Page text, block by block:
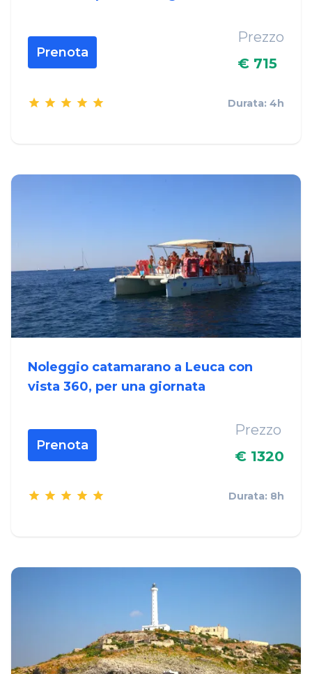
Prenota
Prezzo
€ 715
Durata: 4h
Noleggio catamarano a Leuca con
vista 360, per una giornata
Prenota
Prezzo
€ 1320
Durata: 8h